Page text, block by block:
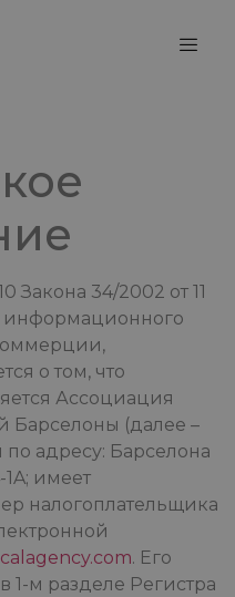
Закона 34/2002 от 11
информационного
о том, что
Ассоциация
(далее –
по адресу: Барселона
1A; имеет
налогоплательщика
. Его
1-м разделе Регистра